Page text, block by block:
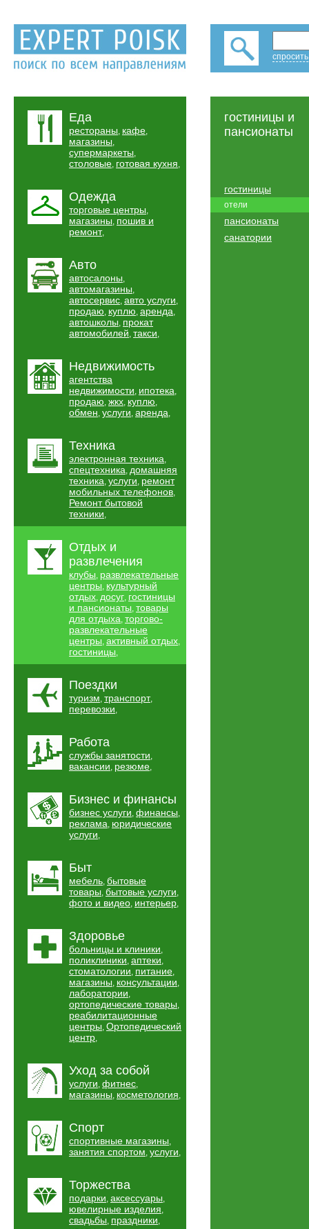
Еда
рестораны, кафе,
магазины,
супермаркеты,
столовые, готовая кухня,
Одежда
торговые центры,
магазины, пошив и
ремонт,
Авто
автосалоны,
автомагазины,
автосервис, авто услуги,
продаю, куплю, аренда,
автошколы, прокат
автомобилей, такси,
Недвижимость
агентства
недвижимости, ипотека,
продаю, жкх, куплю,
обмен, услуги, аренда,
Техника
электронная техника,
спецтехника, домашняя
техника, услуги, ремонт
мобильных телефонов,
Ремонт бытовой
техники,
Отдых и
развлечения
клубы, развлекательные
центры, культурный
отдых, досуг, гостиницы
и пансионаты, товары
для отдыха, торгово-
развлекательные
центры, активный отдых,
гостиницы,
Поездки
туризм, транспорт,
перевозки,
Работа
службы занятости,
вакансии, резюме,
Бизнес и финансы
бизнес услуги, финансы,
реклама, юридические
услуги,
Быт
мебель, бытовые
товары, бытовые услуги,
фото и видео, интерьер,
Здоровье
больницы и клиники,
поликлиники, аптеки,
стоматологии, питание,
магазины, консультации,
лаборатории,
ортопедические товары,
реабилитационные
центры, Ортопедический
центр,
Уход за собой
услуги, фитнес,
магазины, косметология,
Спорт
спортивные магазины,
занятия спортом, услуги,
Торжества
подарки, аксессуары,
ювелирные изделия,
свадьбы, праздники,
гостиницы и
пансионаты
гостиницы
отели
пансионаты
санатории